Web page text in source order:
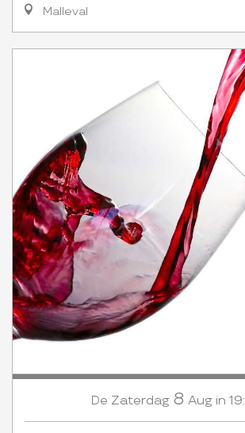
Malleval
De Zaterdag 8 Aug in